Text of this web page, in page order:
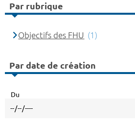
Par rubrique
Objectifs des FHU (1)
Par date de création
Du